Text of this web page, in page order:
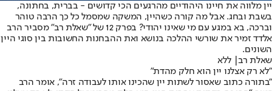
יין מלווה את חיינו היהודיים מהרגעים הכי קדושים - בברית, בחתונה,
בשבת ובחג. אבל מה קורה כשהיין, המשקה שמסמל כל כך הרבה טוהר
וברכה, בא במגע עם מי שאינו יהודי? בפרק 12 של "שאלת רב" מסביר הרב
אלדד זמיר את שורשי ההלכה בנושא ואת ההבחנות החשובות בין סוגי היין
השונים.
שאלת רב| ללא
"לא רק אצלנו יין הוא חלק מהדת"
"בתורה כתוב שאסור לשתות יין שהכינו אותו לעבודה זרה", אומר הרב